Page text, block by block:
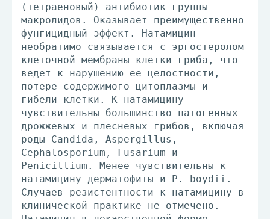
(тетраеновый) антибиотик группы
макролидов. Оказывает преимущественно
фунгицидный эффект. Натамицин
необратимо связывается с эргостеролом
клеточной мембраны клетки гриба, что
ведет к нарушению ее целостности,
потере содержимого цитоплазмы и
гибели клетки. К натамицину
чувствительны большинство патогенных
дрожжевых и плесневых грибов, включая
роды Candida, Aspergillus,
Cephalosporium, Fusarium и
Penicillium. Менее чувствительны к
натамицину дерматофиты и Р. boydii.
Случаев резистентности к натамицину в
клинической практике не отмечено.